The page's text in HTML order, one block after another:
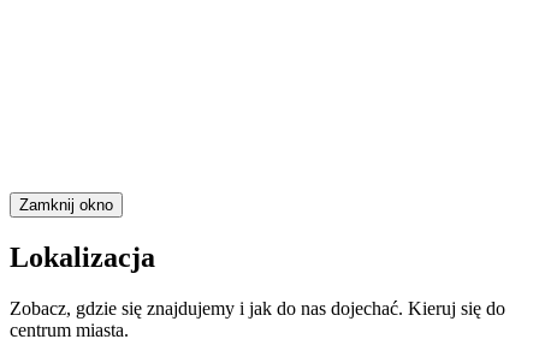
Zamknij okno
Lokalizacja
Zobacz, gdzie się znajdujemy i jak do nas dojechać. Kieruj się do
centrum miasta.